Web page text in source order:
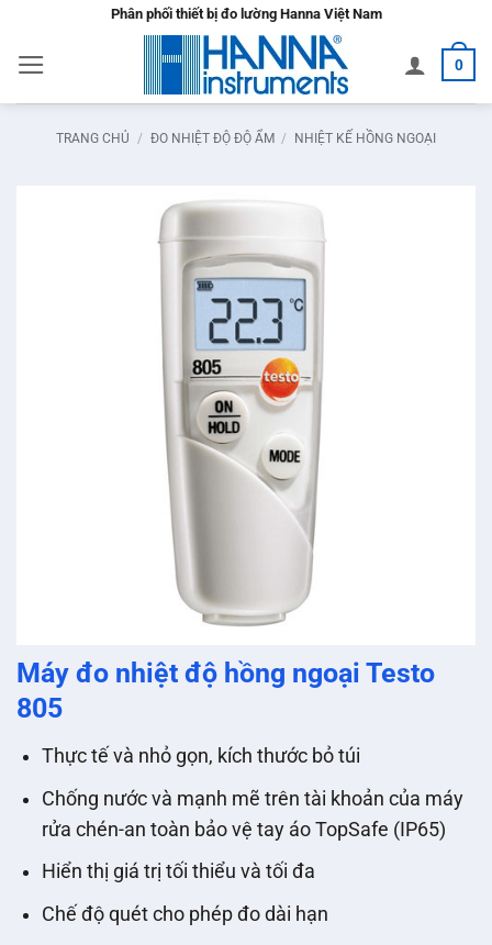
nội
dung
Phân phối thiết bị đo lường Hanna Việt Nam
0
TRANG CHỦ / ĐO NHIỆT ĐỘ ĐỘ ẨM / NHIỆT KẾ HỒNG NGOẠI
Máy đo nhiệt độ hồng ngoại Testo
805
Thực tế và nhỏ gọn, kích thước bỏ túi
Chống nước và mạnh mẽ trên tài khoản của máy
rửa chén-an toàn bảo vệ tay áo TopSafe (IP65)
Hiển thị giá trị tối thiểu và tối đa
Chế độ quét cho phép đo dài hạn